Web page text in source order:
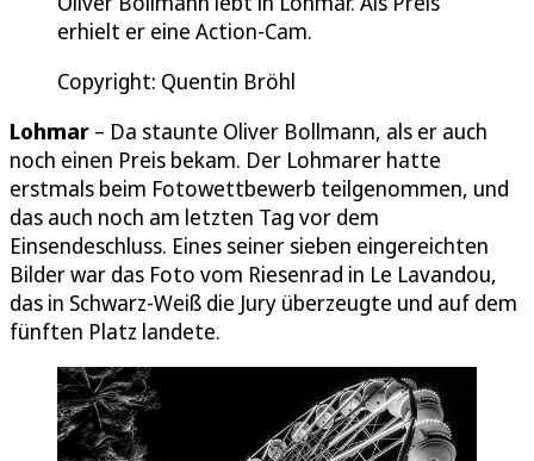
erhielt er eine Action-Cam.
Copyright: Quentin Bröhl
Lohmar – Da staunte Oliver Bollmann, als er auch
noch einen Preis bekam. Der Lohmarer hatte
erstmals beim Fotowettbewerb teilgenommen, und
das auch noch am letzten Tag vor dem
Einsendeschluss. Eines seiner sieben eingereichten
Bilder war das Foto vom Riesenrad in Le Lavandou,
das in Schwarz-Weiß die Jury überzeugte und auf dem
fünften Platz landete.